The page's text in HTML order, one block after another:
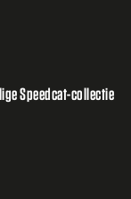
Speedcat-collectie